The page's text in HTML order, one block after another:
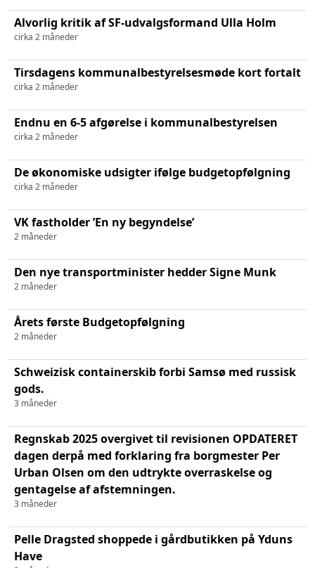
Alvorlig kritik af SF-udvalgsformand Ulla Holm
cirka 2 måneder
Tirsdagens kommunalbestyrelsesmøde kort fortalt
cirka 2 måneder
Endnu en 6-5 afgørelse i kommunalbestyrelsen
cirka 2 måneder
De økonomiske udsigter ifølge budgetopfølgning
cirka 2 måneder
VK fastholder ’En ny begyndelse’
2 måneder
Den nye transportminister hedder Signe Munk
2 måneder
Årets første Budgetopfølgning
2 måneder
Schweizisk containerskib forbi Samsø med russisk
gods.
3 måneder
Regnskab 2025 overgivet til revisionen OPDATERET
dagen derpå med forklaring fra borgmester Per
Urban Olsen om den udtrykte overraskelse og
gentagelse af afstemningen.
3 måneder
Pelle Dragsted shoppede i gårdbutikken på Yduns
Have